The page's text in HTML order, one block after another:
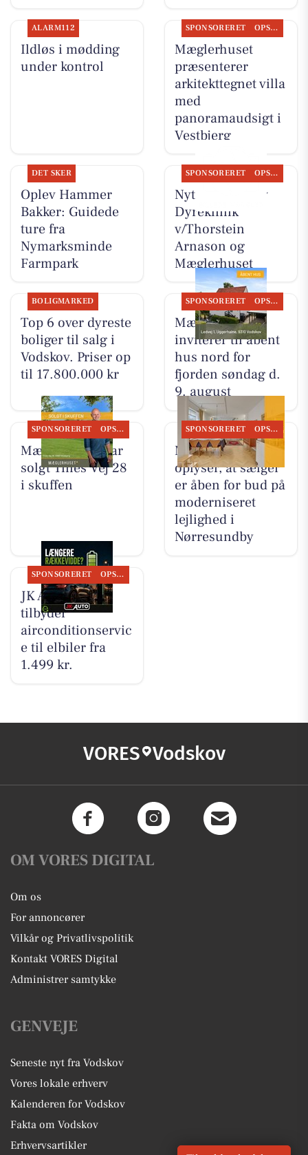
ALARM112
Ildløs i mødding
under kontrol
SPONSORERET OPSLAGSTAVLEN
Mæglerhuset
præsenterer
arkitekttegnet villa
med
panoramaudsigt i
Vestbjerg
DET SKER
Oplev Hammer
Bakker: Guidede
ture fra
Nymarksminde
Farmpark
SPONSORERET OPSLAGSTAVLEN
Nyt fra Vodskov
Dyreklinik
v/Thorstein
Arnason og
Mæglerhuset
BOLIGMARKED
Top 6 over dyreste
boliger til salg i
Vodskov. Priser op
til 17.800.000 kr
SPONSORERET OPSLAGSTAVLEN
Mæglerhuset
inviterer til åbent
hus nord for
fjorden søndag d.
9. august
SPONSORERET OPSLAGSTAVLEN
Mæglerhuset har
solgt Tines Vej 28
i skuffen
SPONSORERET OPSLAGSTAVLEN
Mæglerhuset
oplyser, at sælger
er åben for bud på
moderniseret
lejlighed i
Nørresundby
SPONSORERET OPSLAGSTAVLEN
JK Auto ApS
tilbyder
airconditionservic
e til elbiler fra
1.499 kr.
VORES Vodskov
OM VORES DIGITAL
Om os
For annoncører
Vilkår og Privatlivspolitik
Kontakt VORES Digital
Administrer samtykke
GENVEJE
Seneste nyt fra Vodskov
Vores lokale erhverv
Kalenderen for Vodskov
Fakta om Vodskov
Erhvervsartikler